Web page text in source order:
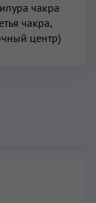
чакра
чакра,
центр)